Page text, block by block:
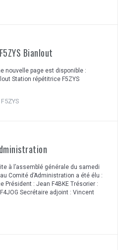
Bianlout
nouvelle page est disponible :
Station répétitrice F5ZYS
à l’assemblé générale du samedi
Comité d’Administration a été élu :
Président : Jean F4BKE Trésorier :
Secrétaire adjoint : Vincent